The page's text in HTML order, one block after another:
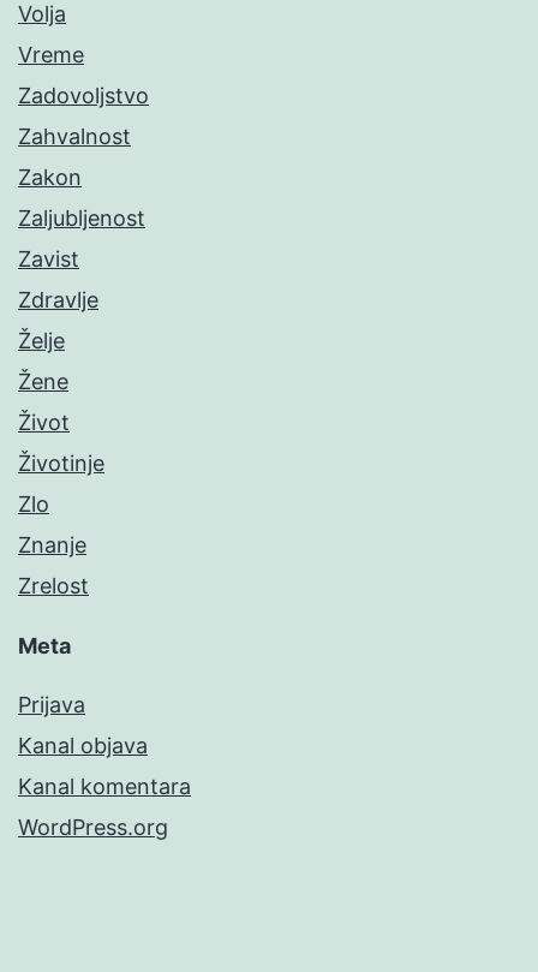
Volja
Vreme
Zadovoljstvo
Zahvalnost
Zakon
Zaljubljenost
Zavist
Zdravlje
Želje
Žene
Život
Životinje
Zlo
Znanje
Zrelost
Meta
Prijava
Kanal objava
Kanal komentara
WordPress.org